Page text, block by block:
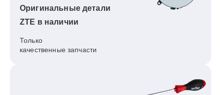
Оригинальные детали
ZTE в наличии
Только
качественные запчасти